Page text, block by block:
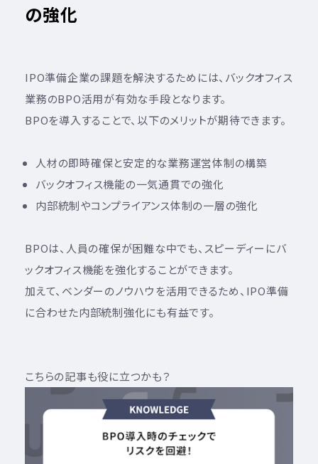
の強化
IPO準備企業の課題を解決するためには、バックオフィス
業務のBPO活用が有効な手段となります。
BPOを導入することで、以下のメリットが期待できます。
人材の即時確保と安定的な業務運営体制の構築
バックオフィス機能の一気通貫での強化
内部統制やコンプライアンス体制の一層の強化
BPOは、人員の確保が困難な中でも、スピーディーにバ
ックオフィス機能を強化することができます。
加えて、ベンダーのノウハウを活用できるため、IPO準備
に合わせた内部統制強化にも有益です。
こちらの記事も役に立つかも？